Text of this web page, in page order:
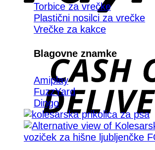
Torbice za vrečke
Plastični nosilci za vrečke
Vrečke za kakce
Blagovne znamke
Amiplay
FuzzYard
Dingo